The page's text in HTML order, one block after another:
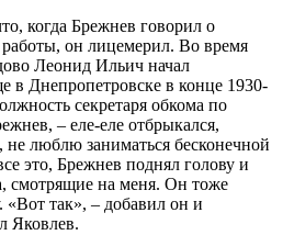
когда Брежнев говорил о
он лицемерил. Во время
Леонид Ильич начал
в Днепропетровске в конце 1930-
секретаря обкома по
– еле-еле отбрыкался,
люблю заниматься бесконечной
это, Брежнев поднял голову и
смотрящие на меня. Он тоже
«Вот так», – добавил он и
Яковлев.